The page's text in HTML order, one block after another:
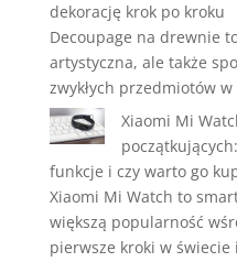
dekorację krok po kroku
Decoupage na drewnie
artystyczna, ale także
zwykłych przedmiotów
Xiaomi Mi
funkcje i czy warto go
Xiaomi Mi Watch to
większą popularność
pierwsze kroki w